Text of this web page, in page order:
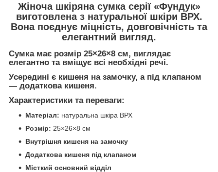
Жіноча шкіряна сумка серії «Фундук»
виготовлена з натуральної шкіри ВРХ.
Вона поєднує міцність, довговічність та
елегантний вигляд.
Сумка має розмір 25×26×8 см, виглядає
елегантно та вміщує всі необхідні речі.
Усередині є кишеня на замочку, а під клапаном
— додаткова кишеня.
Характеристики та переваги:
Матеріал: натуральна шкіра ВРХ
Розмір: 25×26×8 см
Внутрішня кишеня на замочку
Додаткова кишеня під клапаном
Місткий основний відділ